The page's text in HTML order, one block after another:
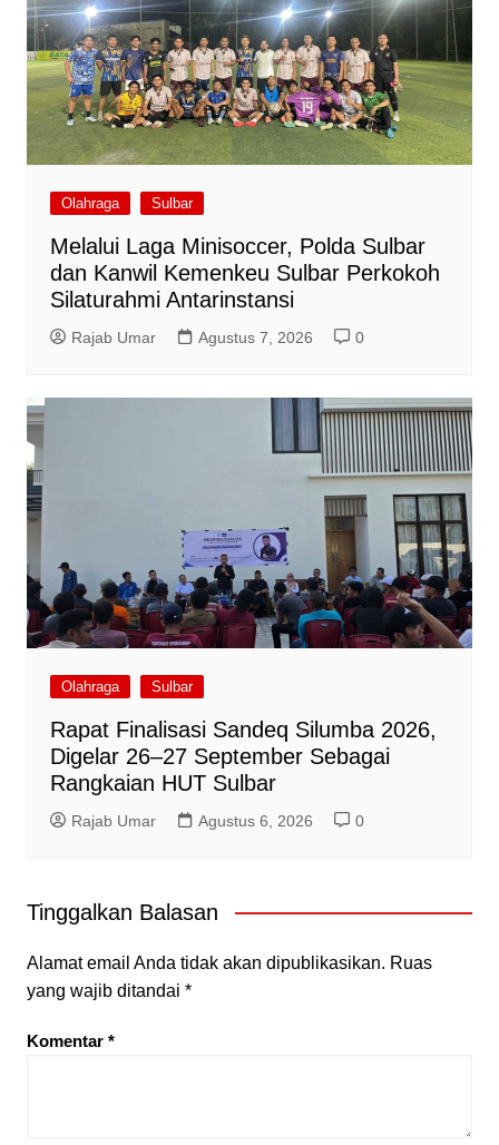
Olahraga Sulbar
Melalui Laga Minisoccer, Polda Sulbar
dan Kanwil Kemenkeu Sulbar Perkokoh
Silaturahmi Antarinstansi
Rajab Umar Agustus 7, 2026 0
Olahraga Sulbar
Rapat Finalisasi Sandeq Silumba 2026,
Digelar 26–27 September Sebagai
Rangkaian HUT Sulbar
Rajab Umar Agustus 6, 2026 0
Tinggalkan Balasan
Alamat email Anda tidak akan dipublikasikan. Ruas
yang wajib ditandai *
Komentar *